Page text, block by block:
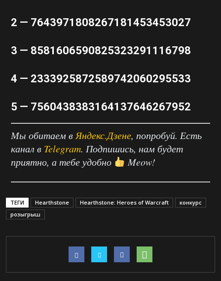
2 — 7643971808267181453453027
3 — 8581606590825323291116798
4 — 2333925872589742060295533
5 — 7560438383164137646267952
Мы обитаем в Яндекс.Дзене, попробуй. Есть
канал в Telegram. Подпишись, нам будет
приятно, а тебе удобно
Meow!
ТЕГИ Hearthstone Hearthstone: Heroes of Warcraft
конкурс
розыгрыш